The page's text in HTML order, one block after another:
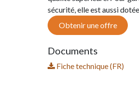
sécurité, elle est aussi
Obtenir une offre
Documents
Fiche technique (FR)